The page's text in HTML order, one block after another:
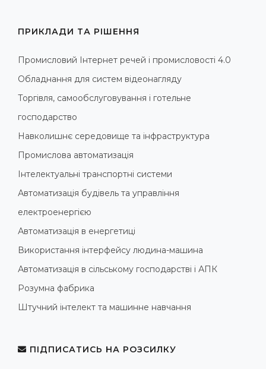
ПРИКЛАДИ ТА РІШЕННЯ
Промисловий Інтернет речей і промисловості 4.0
Обладнання для систем відеонагляду
Торгівля, самообслуговування і готельне
господарство
Навколишнє середовище та інфраструктура
Промислова автоматизація
Інтелектуальні транспортні системи
Автоматизація будівель та управління
електроенергією
Автоматизація в енергетиці
Використання інтерфейсу людина-машина
Автоматизація в сільському господарстві і АПК
Розумна фабрика
Штучний інтелект та машинне навчання
ПІДПИСАТИСЬ НА РОЗСИЛКУ